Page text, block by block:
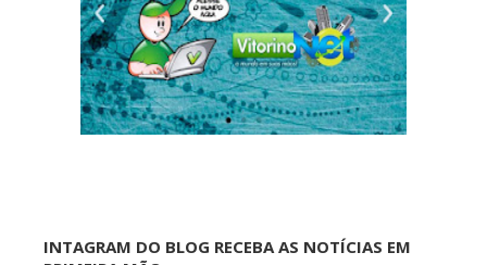
INTAGRAM DO BLOG RECEBA AS NOTÍCIAS EM